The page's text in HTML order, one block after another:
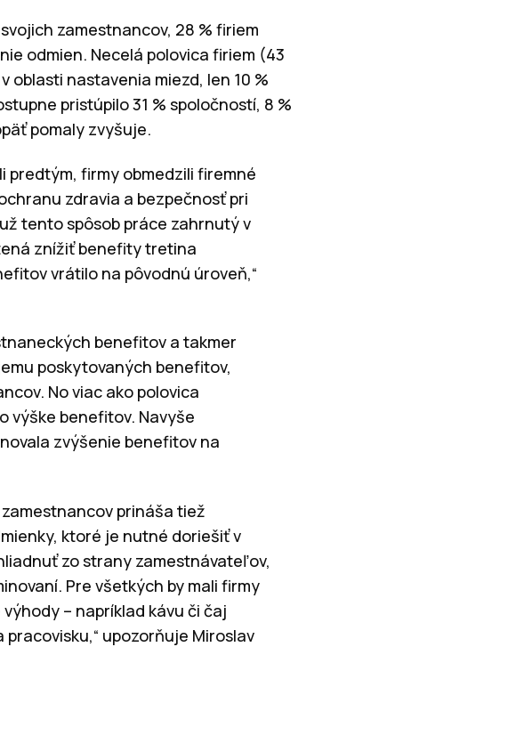
zamestnancov, 28 % firiem
odmien. Necelá polovica firiem (43
nastavenia miezd, len 10 %
pristúpilo 31 % spoločností, 8 %
pomaly zvyšuje.
predtým, firmy obmedzili firemné
zdravia a bezpečnosť pri
tento spôsob práce zahrnutý v
znížiť benefity tretina
vrátilo na pôvodnú úroveň,“
benefitov a takmer
poskytovaných benefitov,
No viac ako polovica
výške benefitov. Navyše
zvýšenie benefitov na
prináša tiež
ktoré je nutné doriešiť v
zo strany zamestnávateľov,
Pre všetkých by mali firmy
– napríklad kávu či čaj
upozorňuje Miroslav